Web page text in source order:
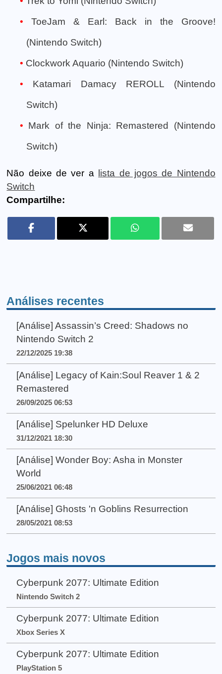
ToeJam & Earl: Back in the Groove!
(Nintendo Switch)
Clockwork Aquario (Nintendo Switch)
Katamari Damacy REROLL (Nintendo
Switch)
Mark of the Ninja: Remastered (Nintendo
Switch)
Não deixe de ver a
lista de jogos de Nintendo
Switch
Compartilhe:
Análises recentes
[Análise] Assassin’s Creed: Shadows no
Nintendo Switch 2
22/12/2025 19:38
[Análise] Legacy of Kain:Soul Reaver 1 & 2
Remastered
26/09/2025 06:53
[Análise] Spelunker HD Deluxe
31/12/2021 18:30
[Análise] Wonder Boy: Asha in Monster
World
25/06/2021 06:48
[Análise] Ghosts 'n Goblins Resurrection
28/05/2021 08:53
Jogos mais novos
Cyberpunk 2077: Ultimate Edition
Nintendo Switch 2
Cyberpunk 2077: Ultimate Edition
Xbox Series X
Cyberpunk 2077: Ultimate Edition
PlayStation 5